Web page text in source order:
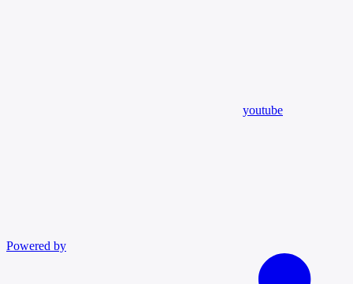
youtube
Powered by